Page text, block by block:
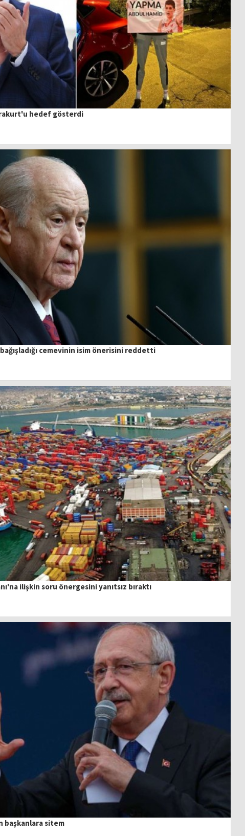
hedef gösterdi
cemevinin isim önerisini reddetti
ilişkin soru önergesini yanıtsız bıraktı
başkanlara sitem